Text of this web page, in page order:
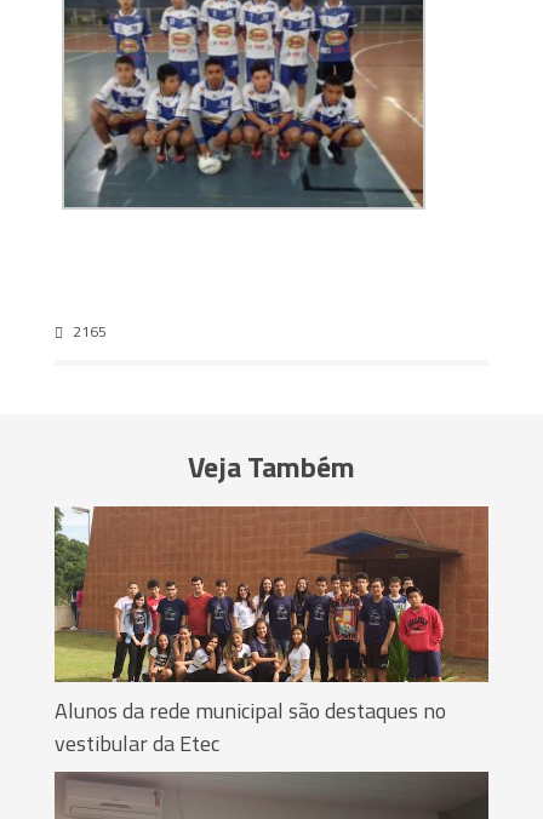
2165
Veja Também
Alunos da rede municipal são destaques no
vestibular da Etec